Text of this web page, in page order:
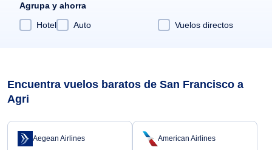
Agrupa y ahorra
Hotel
Auto Vuelos directos
Encuentra vuelos baratos de San Francisco a
Agri
Aegean Airlines American Airlines